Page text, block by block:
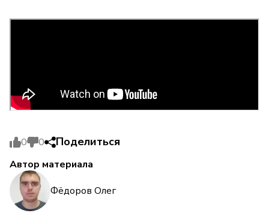
0 0 Поделиться
Автор материала
Фёдоров Олег